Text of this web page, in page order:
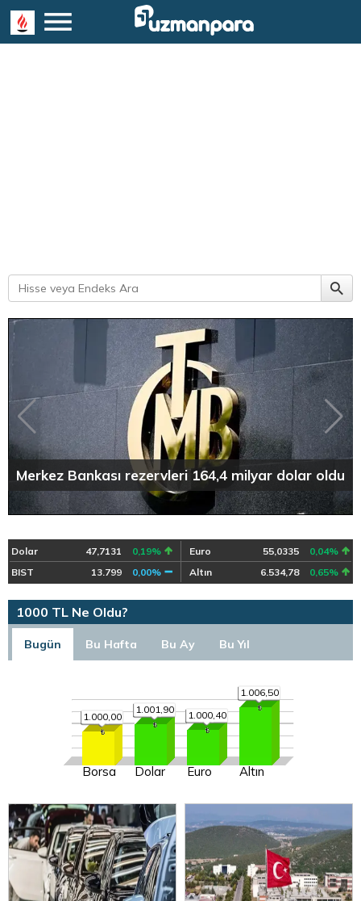
Merkez Bankası rezervleri 164,4 milyar dolar oldu
Dolar 47,7131 0,19% Euro 55,0335
0,04%
BIST
13.799 0,00% Altın 6.534,78 0,65%
1000 TL Ne Oldu?
Bugün Bu Hafta Bu Ay Bu Yıl
1.000,00
Borsa
1.001,90
Dolar
1.000,40
Euro
1.006,50
Altın